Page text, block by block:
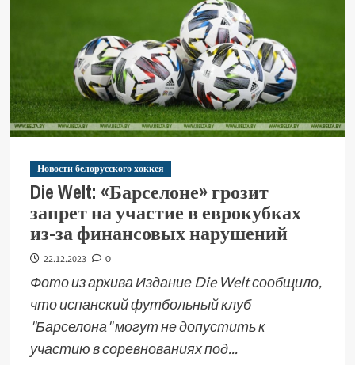
Новости белорусского хоккея
Die Welt: «Барселоне» грозит
запрет на участие в еврокубках
из-за финансовых нарушений
22.12.2023 0
Фото из архива Издание Die Welt сообщило,
что испанский футбольный клуб
"Барселона" могут не допустить к
участию в соревнованиях под...